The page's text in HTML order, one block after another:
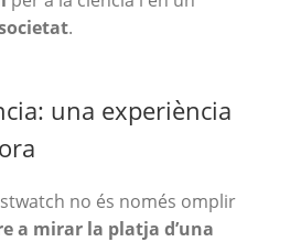
.
una experiència
no és només omplir
a mirar la platja d’una